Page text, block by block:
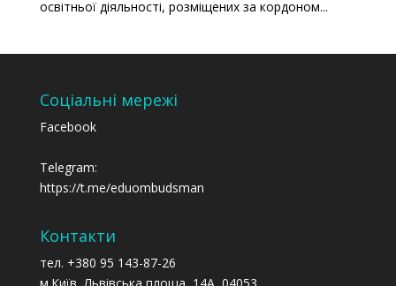
освітньої діяльності, розміщених за кордоном...
Соціальні мережі
Facebook
Telegram:
https://t.me/eduombudsman
Контакти
тел. +380 95 143-87-26